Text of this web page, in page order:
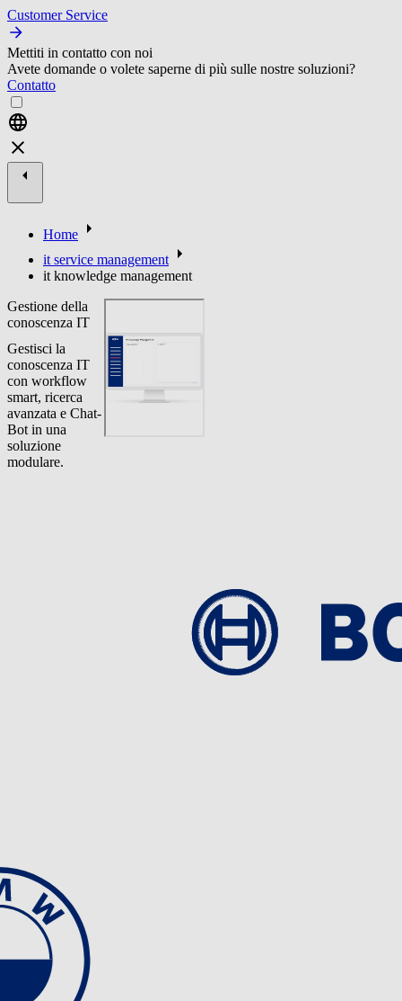
Customer Service
Mettiti in contatto con noi
Avete domande o volete saperne di più sulle nostre soluzioni?
Contatto
Home
it service management
it knowledge management
Gestione della
conoscenza IT
Gestisci la
conoscenza IT
con workflow
smart, ricerca
avanzata e Chat-
Bot in una
soluzione
modulare.